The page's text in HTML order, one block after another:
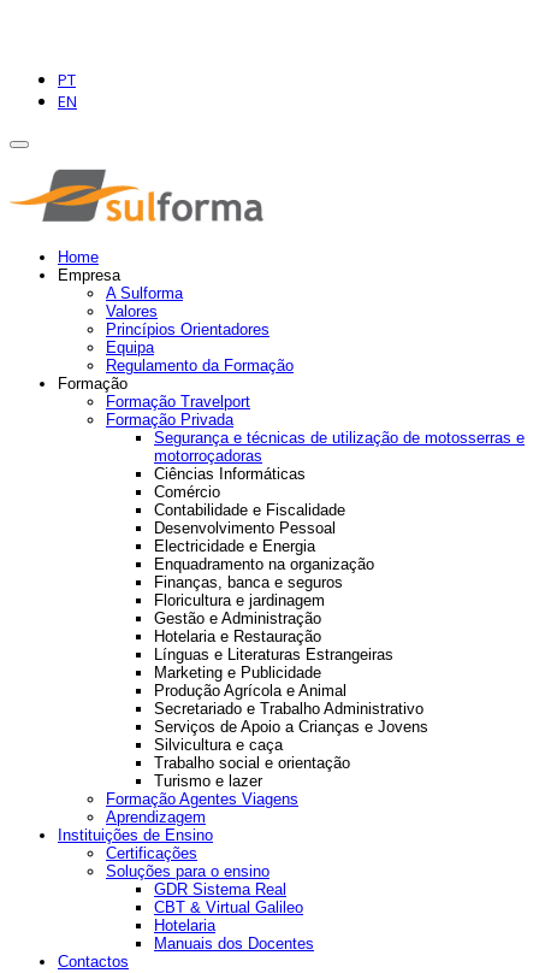
PT
EN
Home
Empresa
A Sulforma
Valores
Princípios Orientadores
Equipa
Regulamento da Formação
Formação
Formação Travelport
Formação Privada
Segurança e técnicas de utilização de motosserras e
motorroçadoras
Ciências Informáticas
Comércio
Contabilidade e Fiscalidade
Desenvolvimento Pessoal
Electricidade e Energia
Enquadramento na organização
Finanças, banca e seguros
Floricultura e jardinagem
Gestão e Administração
Hotelaria e Restauração
Línguas e Literaturas Estrangeiras
Marketing e Publicidade
Produção Agrícola e Animal
Secretariado e Trabalho Administrativo
Serviços de Apoio a Crianças e Jovens
Silvicultura e caça
Trabalho social e orientação
Turismo e lazer
Formação Agentes Viagens
Aprendizagem
Instituições de Ensino
Certificações
Soluções para o ensino
GDR Sistema Real
CBT & Virtual Galileo
Hotelaria
Manuais dos Docentes
Contactos